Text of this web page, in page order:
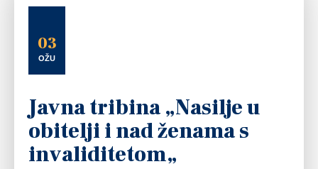
03
OŽU
Javna tribina „Nasilje u
obitelji i nad ženama s
invaliditetom„